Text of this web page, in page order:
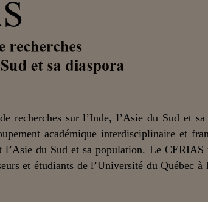
recherches sur l’Inde, l’Asie du Sud et sa
académique interdisciplinaire et
l’Asie du Sud et sa population. Le CERIAS
et étudiants de l’Université du Québec à